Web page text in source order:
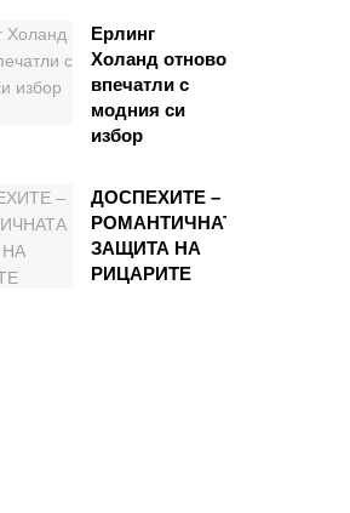
Ерлинг
Холанд отново
впечатли с
модния си
избор
ДОСПЕХИТЕ –
РОМАНТИЧНАТА
ЗАЩИТА НА
РИЦАРИТЕ